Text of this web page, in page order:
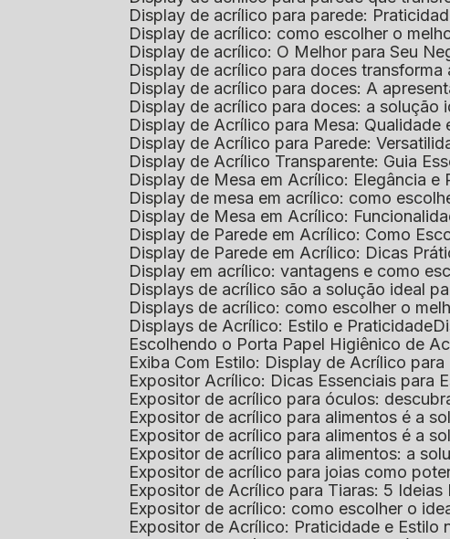
Display de acrílico para parede:
Display de acrílico: como escolher o
Display de acrílico: O Melhor para Seu
Display de acrílico para doces
Display de acrílico para doces: A
Display de acrílico para doces: a
Display de Acrílico para Mesa: Qualidade
Display de Acrílico para Parede:
Display de Acrílico Transparente: Guia
Display de Mesa em Acrílico: Elegância e
Display de mesa em acrílico: como
Display de Mesa em Acrílico:
Display de Parede em Acrílico: Como
Display de Parede em Acrílico: Dicas
Display em acrílico: vantagens e como
Displays de acrílico são a solução ideal
Displays de acrílico: como escolher o
Displays de Acrílico: Estilo e Praticidade
Escolhendo o Porta Papel Higiênico de
Exiba Com Estilo: Display de Acrílico para
Expositor Acrílico: Dicas Essenciais para
Expositor de acrílico para óculos:
Expositor de acrílico para alimentos é a
Expositor de acrílico para alimentos é a
Expositor de acrílico para alimentos: a
Expositor de acrílico para joias como
Expositor de Acrílico para Tiaras: 5 Ideias
Expositor de acrílico: como escolher o
Expositor de Acrílico: Praticidade e Estilo